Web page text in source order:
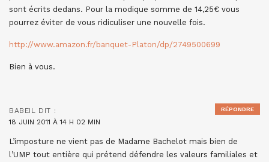
sont écrits dedans. Pour la modique somme de 14,25€ vous
pourrez éviter de vous ridiculiser une nouvelle fois.
http://www.amazon.fr/banquet-Platon/dp/2749500699
Bien à vous.
BABEIL DIT :
18 JUIN 2011 À 14 H 02 MIN
L’imposture ne vient pas de Madame Bachelot mais bien de
l’UMP tout entière qui prétend défendre les valeurs familiales et
RÉPONDRE